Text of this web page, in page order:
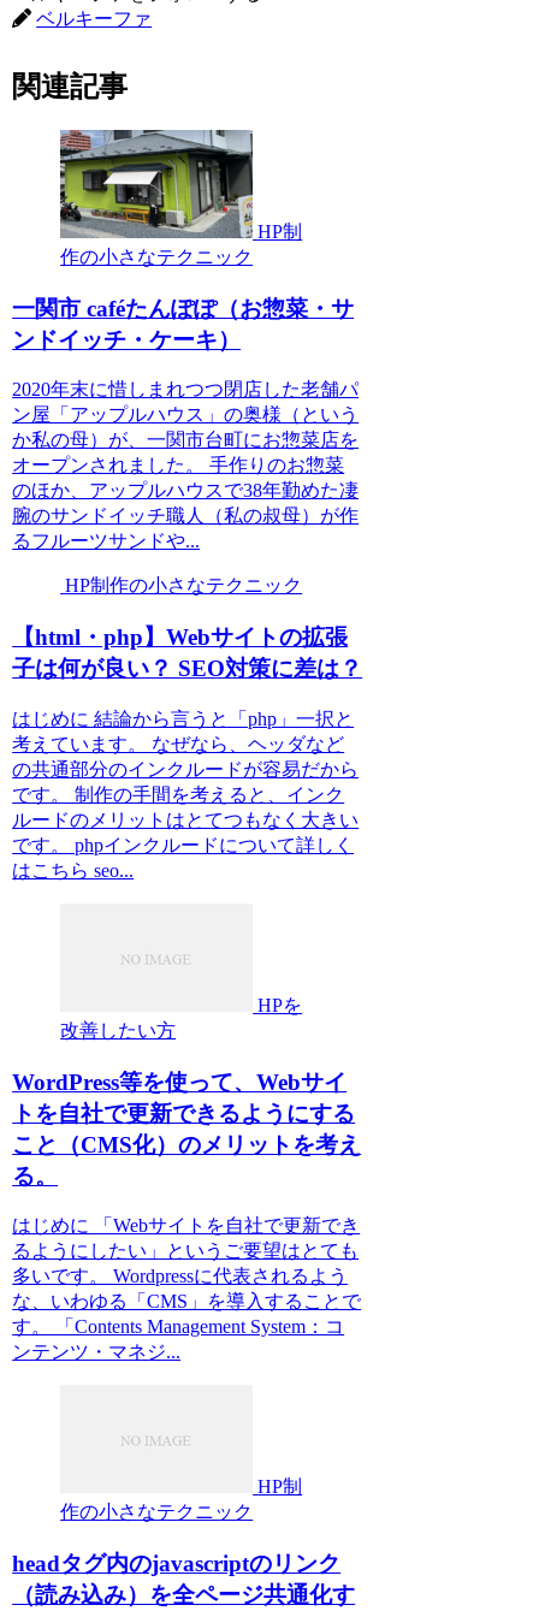
ベルキーファ
関連記事
HP制
作の小さなテクニック
一関市 caféたんぽぽ（お惣菜・サ
ンドイッチ・ケーキ）
2020年末に惜しまれつつ閉店した老舗パ
ン屋「アップルハウス」の奥様（という
か私の母）が、一関市台町にお惣菜店を
オープンされました。 手作りのお惣菜
のほか、アップルハウスで38年勤めた凄
腕のサンドイッチ職人（私の叔母）が作
るフルーツサンドや...
HP制作の小さなテクニック
【html・php】Webサイトの拡張
子は何が良い？ SEO対策に差は？
はじめに 結論から言うと「php」一択と
考えています。 なぜなら、ヘッダなど
の共通部分のインクルードが容易だから
です。 制作の手間を考えると、インク
ルードのメリットはとてつもなく大きい
です。 phpインクルードについて詳しく
はこちら seo...
HPを
改善したい方
WordPress等を使って、Webサイ
トを自社で更新できるようにする
こと（CMS化）のメリットを考え
る。
はじめに 「Webサイトを自社で更新でき
るようにしたい」というご要望はとても
多いです。 Wordpressに代表されるよう
な、いわゆる「CMS」を導入することで
す。 「Contents Management System：コ
ンテンツ・マネジ...
HP制
作の小さなテクニック
headタグ内のjavascriptのリンク
（読み込み）を全ページ共通化す